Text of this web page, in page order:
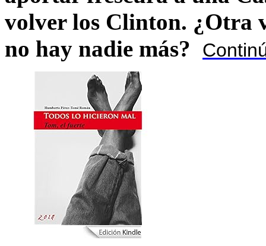
volver los Clinton. ¿Otra
no hay nadie más?